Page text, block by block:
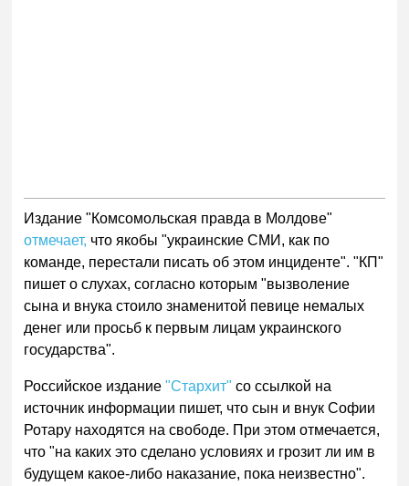
Издание "Комсомольская правда в Молдове"
отмечает, что якобы "украинские СМИ, как по
команде, перестали писать об этом инциденте". "КП"
пишет о слухах, согласно которым "вызволение
сына и внука стоило знаменитой певице немалых
денег или просьб к первым лицам украинского
государства".
Российское издание"Стархит" со ссылкой на
источник информации пишет, что сын и внук Софии
Ротару находятся на свободе. При этом отмечается,
что "на каких это сделано условиях и грозит ли им в
будущем какое-либо наказание, пока неизвестно".